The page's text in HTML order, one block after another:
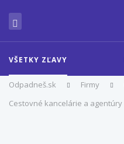
VŠETKY ZĽAVY
Odpadneš.sk Firmy
Cestovné kancelárie a agentúry